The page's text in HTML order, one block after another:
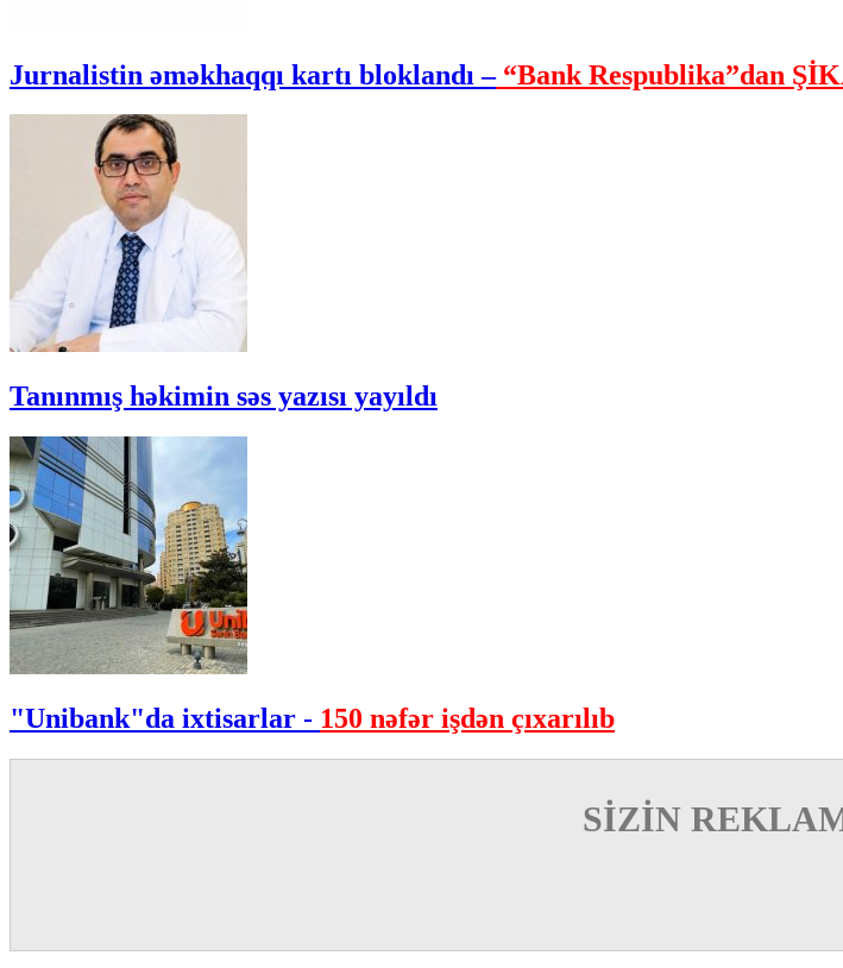
Jurnalistin əməkhaqqı kartı bloklandı –“Bank Respublika”dan
Tanınmış həkimin səs yazısı yayıldı
"Unibank"da ixtisarlar - 150 nəfər işdən çıxarılıb
SİZİN